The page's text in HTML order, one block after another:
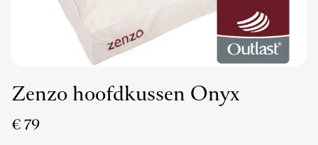
Zenzo hoofdkussen Onyx
€ 79